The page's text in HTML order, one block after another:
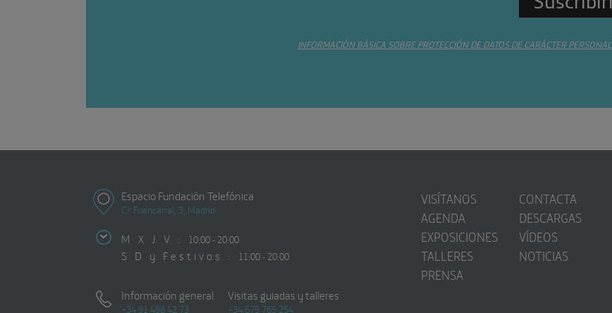
INFORMACIÓN BÁSICA SOBRE PROTECCIÓN DE DATOS DE CARÁCTER PERSONAL
Espacio Fundación Telefónica
C/ Fuencarral, 3, Madrid
M X J V : 10:00 - 20:00
S D y Festivos : 11:00 - 20:00
Información general
+34 91 498 42 73
Visitas guiadas y talleres
+34 679 765 254
VISÍTANOS
AGENDA
EXPOSICIONES
TALLERES
PRENSA
CONTACTA
DESCARGAS
VÍDEOS
NOTICIAS